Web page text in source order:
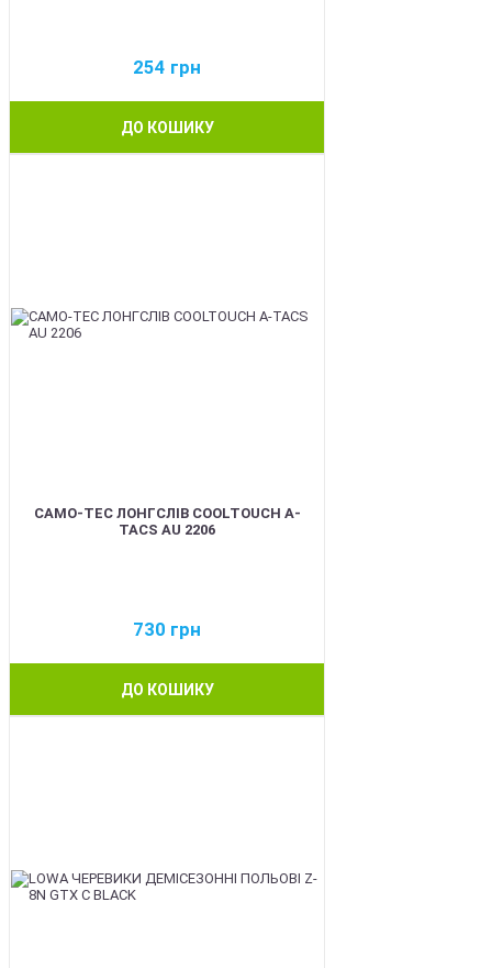
254 грн
ДО КОШИКУ
CAMO-TEC ЛОНГСЛІВ COOLTOUCH A-
TACS AU 2206
730 грн
ДО КОШИКУ